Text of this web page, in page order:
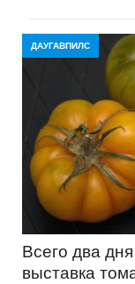
ДАУГАВПИЛС
Всего два
выставка